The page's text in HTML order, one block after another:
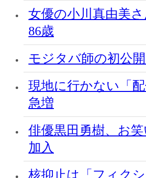
女優の小川真由美
86歳
モジタバ師の初公
現地に行かない「
急増
俳優黒田勇樹、お
加入
核抑止は「フィク